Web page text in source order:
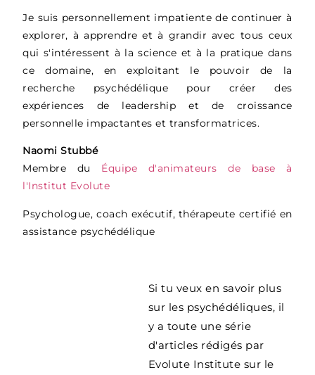
Je suis personnellement impatiente de continuer à
explorer, à apprendre et à grandir avec tous ceux
qui s'intéressent à la science et à la pratique dans
ce domaine, en exploitant le pouvoir de la
recherche psychédélique pour créer des
expériences de leadership et de croissance
personnelle impactantes et transformatrices.
Naomi Stubbé
Membre du Équipe d'animateurs de base à
l'Institut Evolute
Psychologue, coach exécutif, thérapeute certifié en
assistance psychédélique
Si tu veux en savoir plus
sur les psychédéliques, il
y a toute une série
d'articles rédigés par
Evolute Institute sur le